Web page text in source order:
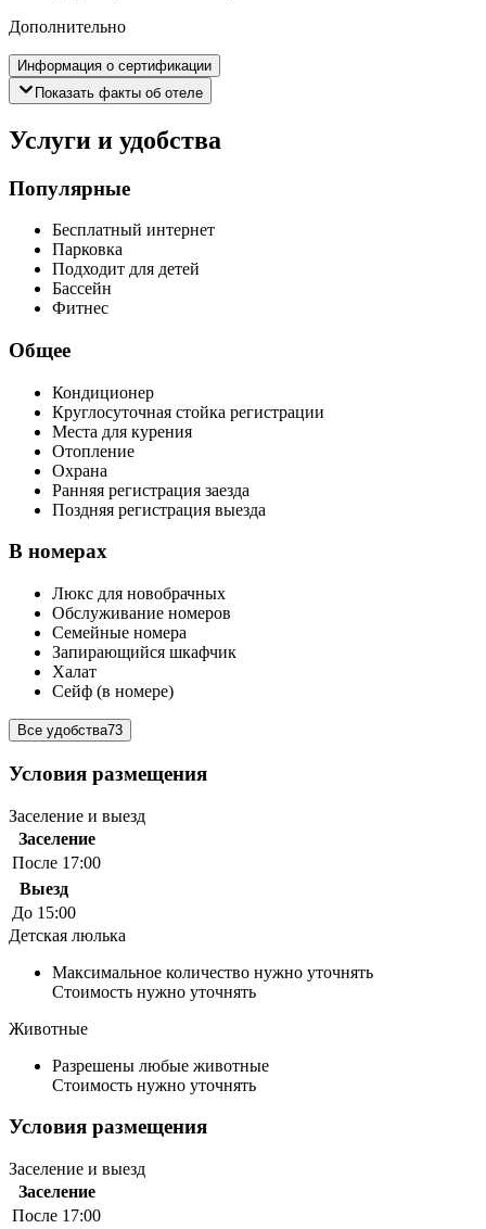
Дополнительно
Информация о сертификации
Показать факты об отеле
Услуги и удобства
Популярные
Бесплатный интернет
Парковка
Подходит для детей
Бассейн
Фитнес
Общее
Кондиционер
Круглосуточная стойка регистрации
Места для курения
Отопление
Охрана
Ранняя регистрация заезда
Поздняя регистрация выезда
В номерах
Люкс для новобрачных
Обслуживание номеров
Семейные номера
Запирающийся шкафчик
Халат
Сейф (в номере)
Все удобства73
Условия размещения
Заселение и выезд
Заселение
После 17:00
Выезд
До 15:00
Детская люлька
Максимальное количество нужно уточнять
Стоимость нужно уточнять
Животные
Разрешены любые животные
Стоимость нужно уточнять
Условия размещения
Заселение и выезд
Заселение
После 17:00